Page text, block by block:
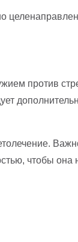
против
чтобы она